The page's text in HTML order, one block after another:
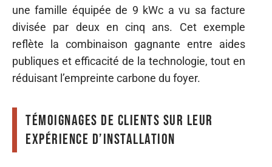
une famille équipée de 9 kWc a vu sa facture
divisée par deux en cinq ans. Cet exemple
reflète la combinaison gagnante entre aides
publiques et efficacité de la technologie, tout en
réduisant l’empreinte carbone du foyer.
Témoignages de clients sur leur
expérience d’installation